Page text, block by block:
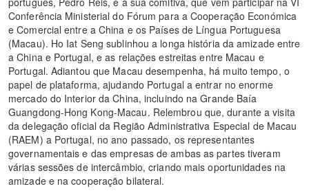
Conferência Ministerial do Fórum para a Cooperação Económica
e Comercial entre a China e os Países de Língua Portuguesa
(Macau). Ho Iat Seng sublinhou a longa história da amizade entre
a China e Portugal, e as relações estreitas entre Macau e
Portugal. Adiantou que Macau desempenha, há muito tempo, o
papel de plataforma, ajudando Portugal a entrar no enorme
mercado do Interior da China, incluindo na Grande Baía
Guangdong-Hong Kong-Macau. Relembrou que, durante a visita
da delegação oficial da Região Administrativa Especial de Macau
(RAEM) a Portugal, no ano passado, os representantes
governamentais e das empresas de ambas as partes tiveram
várias sessões de intercâmbio, criando mais oportunidades na
amizade e na cooperação bilateral.